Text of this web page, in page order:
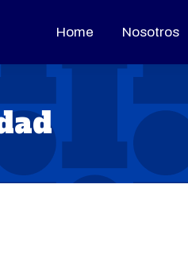
Home Nosotros
Home Nosotros